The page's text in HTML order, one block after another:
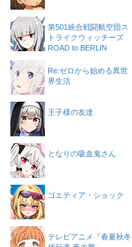
第501統合戦闘航空団ス
トライクウィッチーズ
ROAD to BERLIN
Re:ゼロから始める異世
界生活
王子様の友達
となりの吸血鬼さん
ゴエティア・ショック
テレビアニメ『春夏秋冬